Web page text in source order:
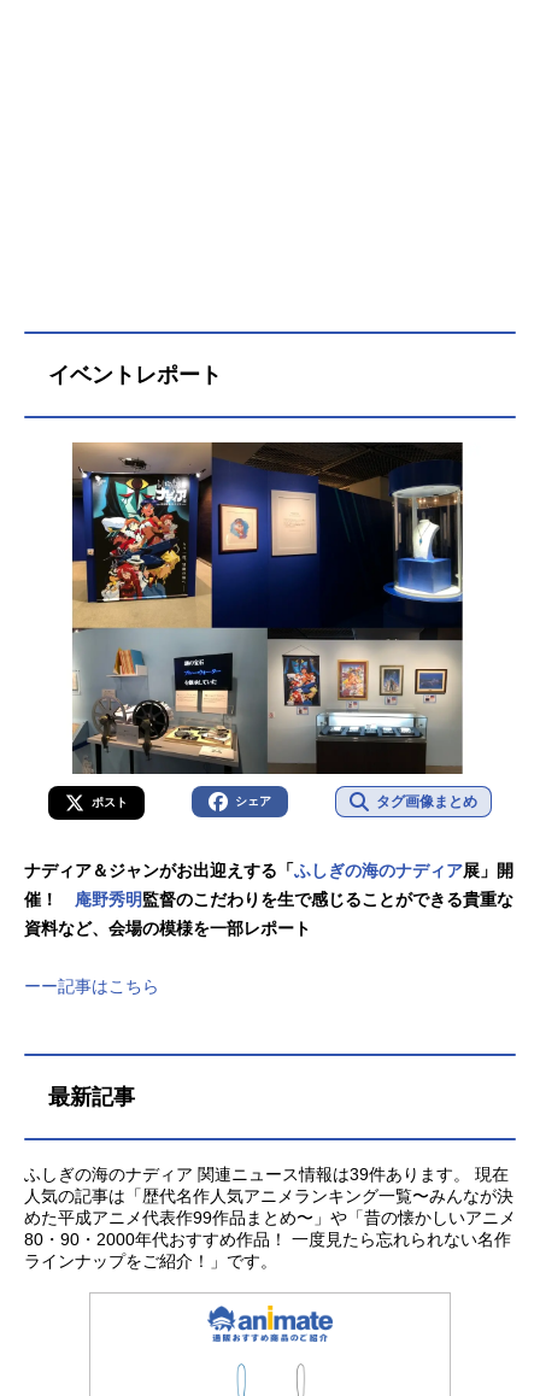
イベントレポート
ポスト シェア タグ画像まとめ
ナディア＆ジャンがお出迎えする「ふしぎの海のナディア展」開
催！ 庵野秀明監督のこだわりを生で感じることができる貴重な
資料など、会場の模様を一部レポート
ーー記事はこちら
最新記事
ふしぎの海のナディア 関連ニュース情報は39件あります。 現在
人気の記事は「歴代名作人気アニメランキング一覧〜みんなが決
めた平成アニメ代表作99作品まとめ〜」や「昔の懐かしいアニメ
80・90・2000年代おすすめ作品！ 一度見たら忘れられない名作
ラインナップをご紹介！」です。